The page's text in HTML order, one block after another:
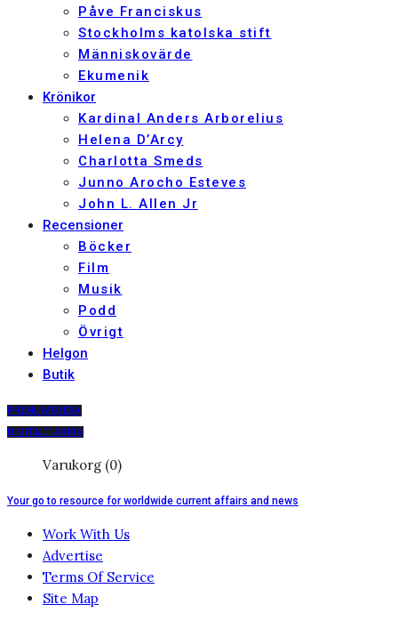
Påve Franciskus
Stockholms katolska stift
Människovärde
Ekumenik
Krönikor
Kardinal Anders Arborelius
Helena D’Arcy
Charlotta Smeds
Junno Arocho Esteves
John L. Allen Jr
Recensioner
Böcker
Film
Musik
Podd
Övrigt
Helgon
Butik
PRENUMERERA
DIGITALT ARKIV
Varukorg (0)
Your go to resource for worldwide current affairs and news
Work With Us
Advertise
Terms Of Service
Site Map